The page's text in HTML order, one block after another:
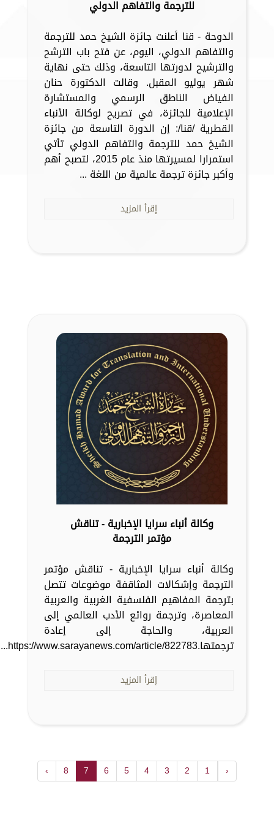
للترجمة والتفاهم الدولي
الدوحة - قنا أعلنت جائزة الشيخ حمد للترجمة
والتفاهم الدولي، اليوم، عن فتح باب الترشح
والترشيح لدورتها التاسعة، وذلك حتى نهاية
شهر يوليو المقبل. وقالت الدكتورة حنان
الفياض الناطق الرسمي والمستشارة
الإعلامية للجائزة، في تصريح لوكالة الأنباء
القطرية /قنا/: إن الدورة التاسعة من جائزة
الشيخ حمد للترجمة والتفاهم الدولي تأتي
استمرارا لمسيرتها منذ عام 2015، لتصبح أهم
وأكبر جائزة ترجمة عالمية من اللغة ...
إقرأ المزيد
وكالة أنباء سرايا الإخبارية - تناقش
مؤتمر الترجمة
وكالة أنباء سرايا الإخبارية - تناقش مؤتمر
الترجمة وإشكالات المثاقفة موضوعات تتصل
بترجمة المفاهيم الفلسفية الغربية والعربية
المعاصرة، وترجمة روائع الأدب العالمي إلى
العربية، والحاجة إلى إعادة
ترجمتها.https://www.sarayanews.com/article/822783...
إقرأ المزيد
‹
1
2
3
4
5
6
7
8
›